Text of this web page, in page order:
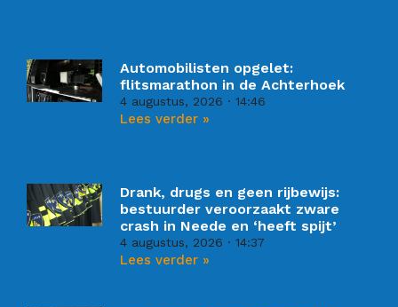
Automobilisten opgelet:
flitsmarathon in de Achterhoek
4 augustus, 2026 14:46
Lees verder »
Drank, drugs en geen rijbewijs:
bestuurder veroorzaakt zware
crash in Neede en ‘heeft spijt’
4 augustus, 2026 14:37
Lees verder »